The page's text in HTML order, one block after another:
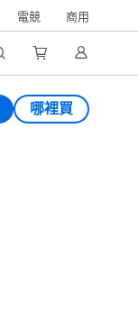
電競 商用
哪裡買